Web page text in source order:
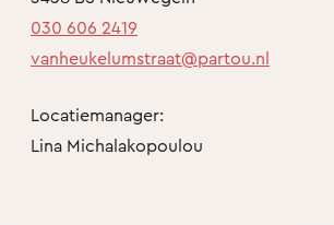
030 606 2419
vanheukelumstraat@partou.nl
Locatiemanager:
Lina Michalakopoulou